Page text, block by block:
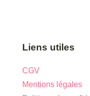
Liens utiles
CGV
Mentions légales